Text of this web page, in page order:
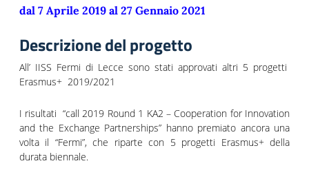
dal 7 Aprile 2019 al 27 Gennaio 2021
Descrizione del progetto
All’ IISS Fermi di Lecce sono stati approvati altri 5 progetti
Erasmus+ 2019/2021
I risultati “call 2019 Round 1 KA2 – Cooperation for Innovation
and the Exchange Partnerships” hanno premiato ancora una
volta il “Fermi”, che riparte con 5 progetti Erasmus+ della
durata biennale.